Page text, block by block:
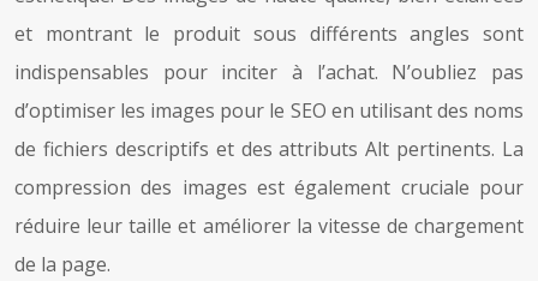
et montrant le produit sous différents angles sont
indispensables pour inciter à l’achat. N’oubliez pas
d’optimiser les images pour le SEO en utilisant des noms
de fichiers descriptifs et des attributs Alt pertinents. La
compression des images est également cruciale pour
réduire leur taille et améliorer la vitesse de chargement
de la page.